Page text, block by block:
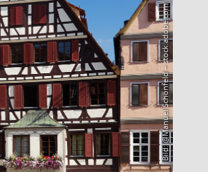
Bild: @Manuel Schönfeld – stock.adobe.com